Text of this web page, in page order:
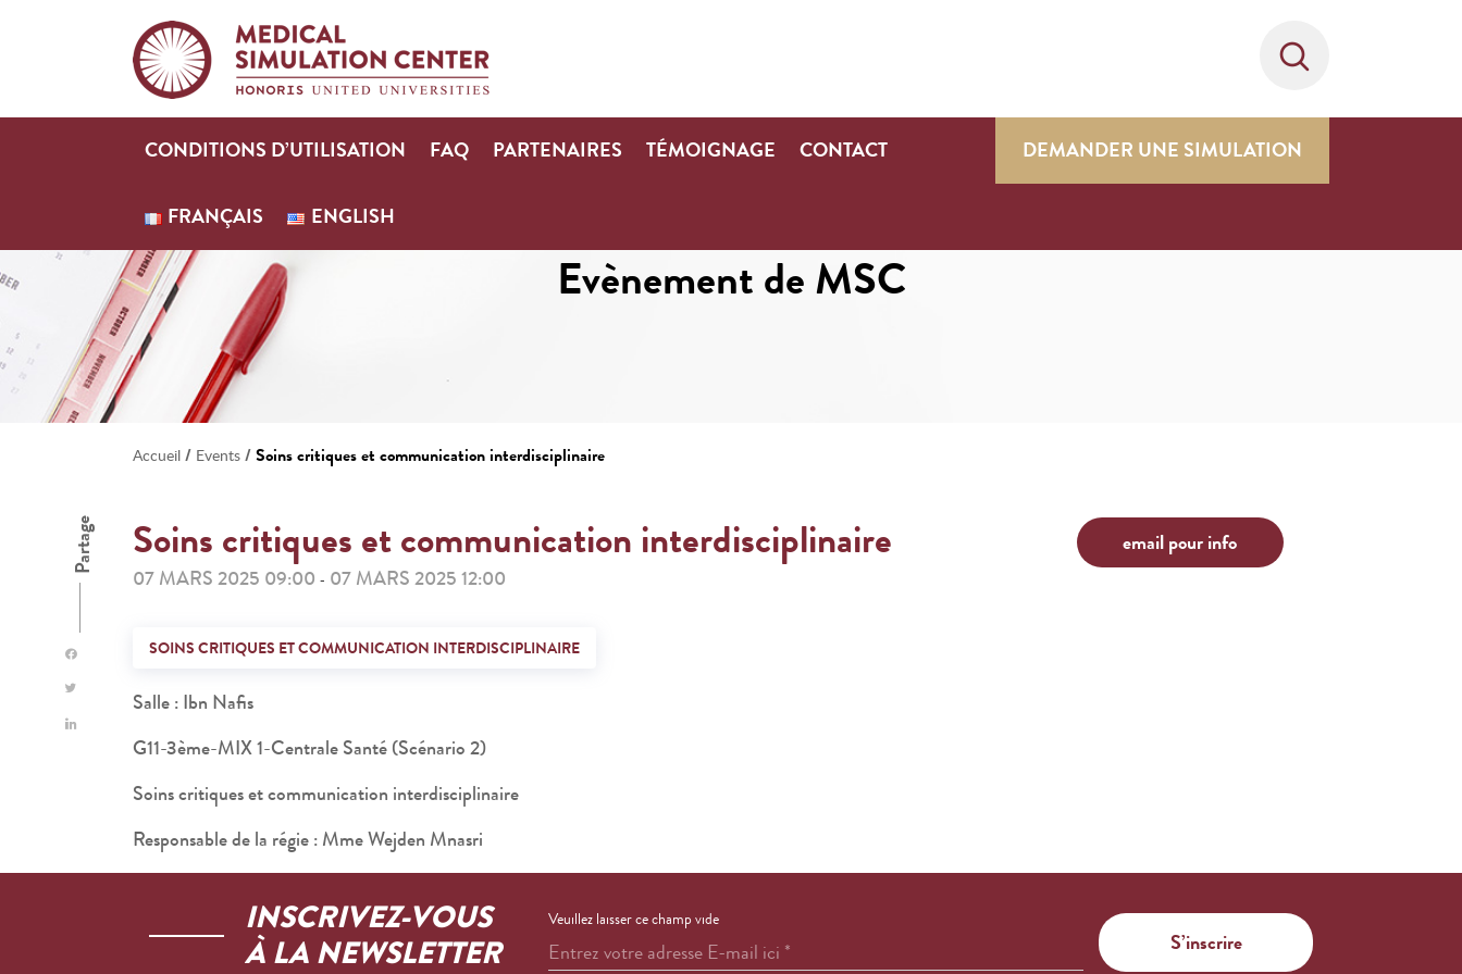
CONDITIONS D’UTILISATION FAQ PARTENAIRES TÉMOIGNAGE CONTACT
FRANÇAIS ENGLISH
DEMANDER UNE SIMULATION
Evènement de MSC
Accueil / Events /Soins critiques et communication interdisciplinaire
Partage Soins critiques et communication interdisciplinaire
07 MARS 2025 09:00 - 07 MARS 2025 12:00
email pour info
SOINS CRITIQUES ET COMMUNICATION INTERDISCIPLINAIRE
Salle : Ibn Nafis
G11-3ème-MIX 1-Centrale Santé (Scénario 2)
Soins critiques et communication interdisciplinaire
Responsable de la régie : Mme Wejden Mnasri
INSCRIVEZ-VOUS
À LA NEWSLETTER
Veuillez laisser ce champ vide
Entrez votre adresse E-mail ici*